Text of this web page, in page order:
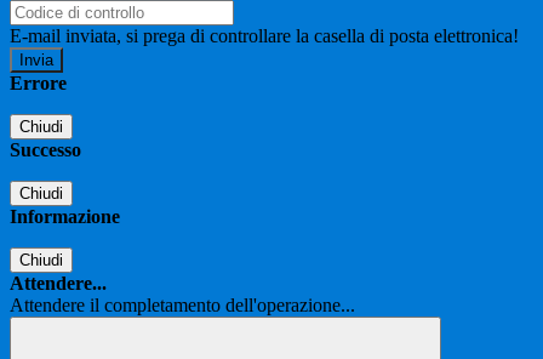
E-mail inviata, si prega di controllare la casella di posta elettronica!
Errore
Chiudi
Successo
Chiudi
Informazione
Chiudi
Attendere...
Attendere il completamento dell'operazione...